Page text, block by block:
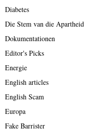
Diabetes
Die Stem van die Apartheid
Dokumentationen
Editor's Picks
Energie
English articles
English Scam
Europa
Fake Barrister